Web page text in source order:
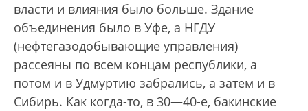
власти и влияния было больше. Здание
объединения было в Уфе, а НГДУ
(нефтегазодобывающие управления)
рассеяны по всем концам республики, а
потом и в Удмуртию забрались, а затем и в
Сибирь. Как когда-то, в 30—40-е, бакинские